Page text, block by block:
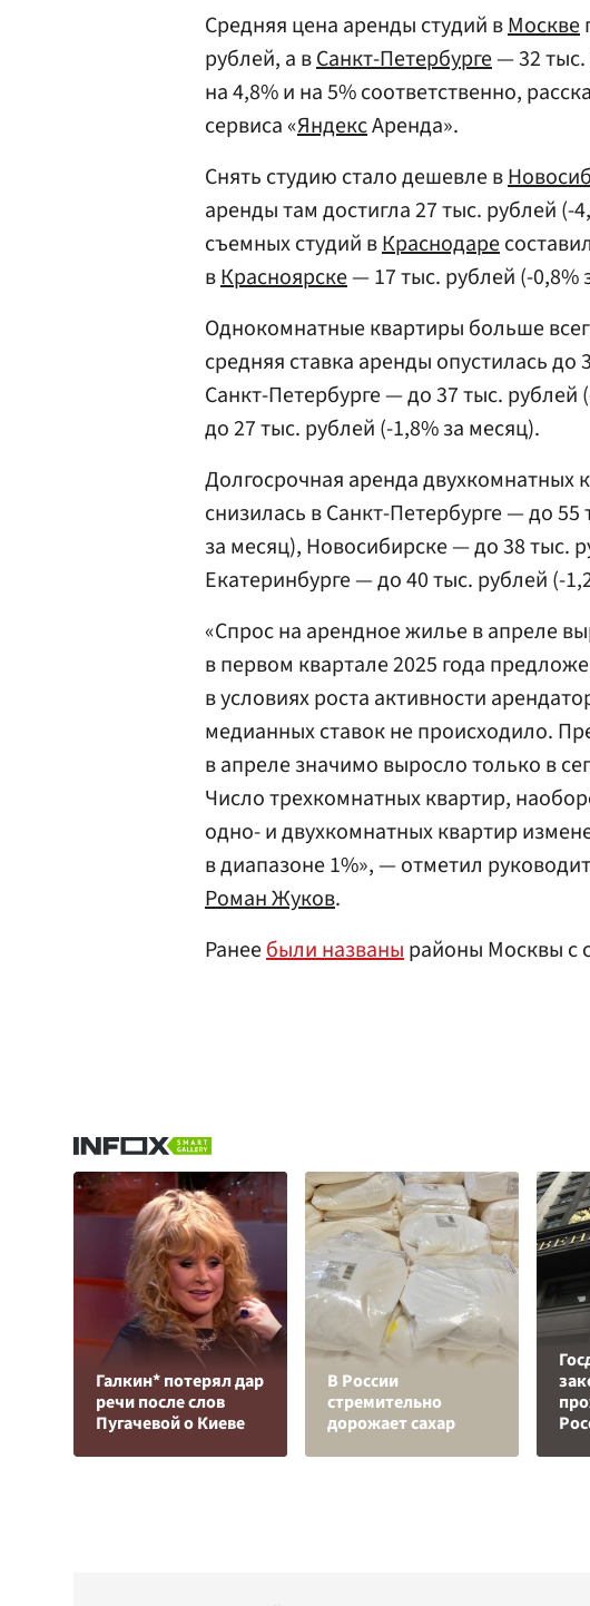
Средняя цена аренды студий вМоскве
рублей, а вСанкт-Петербурге— 32 тыс.
на 4,8% и на 5% соответственно,
сервиса «ЯндексАренда».
Снять студию стало дешевле в
аренды там достигла 27 тыс. рублей (-
съемных студий вКраснодаре
вКрасноярске— 17 тыс. рублей (-0,8%
Однокомнатные квартиры больше
средняя ставка аренды опустилась до
Санкт-Петербурге — до 37 тыс.
до 27 тыс. рублей (-1,8% за месяц).
Долгосрочная аренда двухкомнатных
снизилась в Санкт-Петербурге — до
за месяц), Новосибирске — до 38 тыс.
Екатеринбурге — до 40 тыс. рублей (-
«Спрос на арендное жилье в апреле
в первом квартале 2025 года
в условиях роста активности
медианных ставок не происходило.
в апреле значимо выросло только в
Число трехкомнатных квартир,
одно- и двухкомнатных квартир
в диапазоне 1%», — отметил
Роман Жуков.
Ранеебыли названырайоны Москвы с
Галкин* потерял дар
речи после слов
Пугачевой о Киеве
В России
стремительно
дорожает сахар